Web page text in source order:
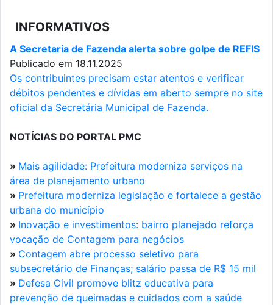
INFORMATIVOS
A Secretaria de Fazenda alerta sobre golpe de REFIS
Publicado em 18.11.2025
Os contribuintes precisam estar atentos e verificar
débitos pendentes e dívidas em aberto sempre no site
oficial da Secretária Municipal de Fazenda.
NOTÍCIAS DO PORTAL PMC
» Mais agilidade: Prefeitura moderniza serviços na
área de planejamento urbano
» Prefeitura moderniza legislação e fortalece a gestão
urbana do município
» Inovação e investimentos: bairro planejado reforça
vocação de Contagem para negócios
» Contagem abre processo seletivo para
subsecretário de Finanças; salário passa de R$ 15 mil
» Defesa Civil promove blitz educativa para
prevenção de queimadas e cuidados com a saúde